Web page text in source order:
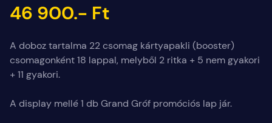
46 900.- Ft
A doboz tartalma 22 csomag kártyapakli (booster)
csomagonként 18 lappal, melyből 2 ritka + 5 nem gyakori
+ 11 gyakori.
A display mellé 1 db Grand Gróf promóciós lap jár.